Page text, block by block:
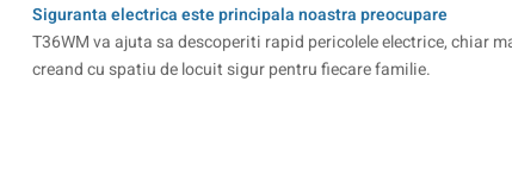
Siguranta electrica este principala noastra preocupare
T36WM va ajuta sa descoperiti rapid pericolele electrice, chiar
creand cu spatiu de locuit sigur pentru fiecare familie.